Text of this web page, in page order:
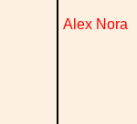
Alex Nora